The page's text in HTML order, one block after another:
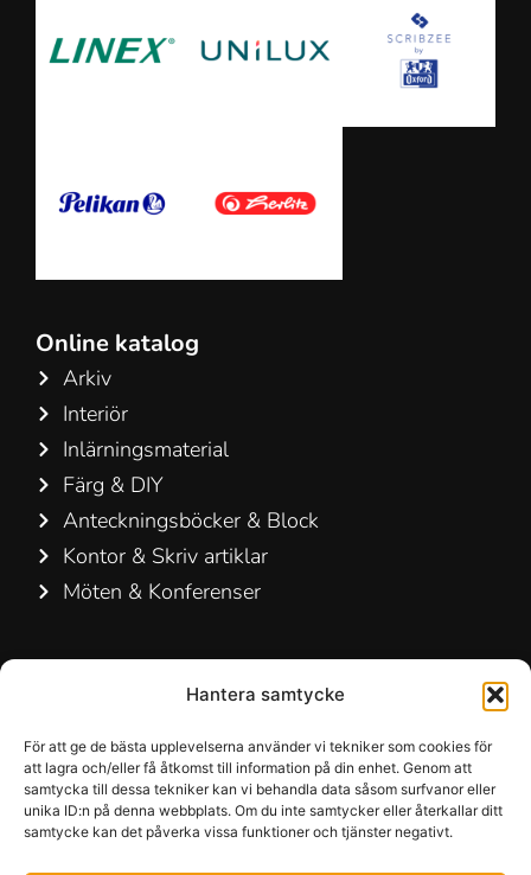
Hantera samtycke
För att ge de bästa upplevelserna använder vi tekniker som cookies för
att lagra och/eller få åtkomst till information på din enhet. Genom att
samtycka till dessa tekniker kan vi behandla data såsom surfvanor eller
unika ID:n på denna webbplats. Om du inte samtycker eller återkallar ditt
samtycke kan det påverka vissa funktioner och tjänster negativt.
Online katalog
Arkiv
Interiör
Inlärningsmaterial
Färg & DIY
Anteckningsböcker & Block
Kontor & Skriv artiklar
Möten & Konferenser
Hirsemarken 5, st. th.
3520 Farum
Danmark
+45 48 16 50 00